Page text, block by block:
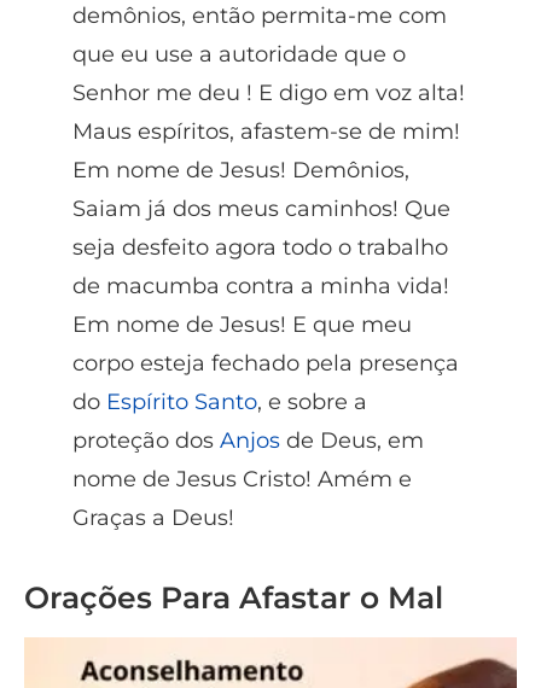
demônios, então permita-me com
que eu use a autoridade que o
Senhor me deu ! E digo em voz alta!
Maus espíritos, afastem-se de mim!
Em nome de Jesus! Demônios,
Saiam já dos meus caminhos! Que
seja desfeito agora todo o trabalho
de macumba contra a minha vida!
Em nome de Jesus! E que meu
corpo esteja fechado pela presença
do Espírito Santo, e sobre a
proteção dos Anjos de Deus, em
nome de Jesus Cristo! Amém e
Graças a Deus!
Orações Para Afastar o Mal